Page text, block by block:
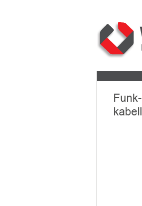
Next